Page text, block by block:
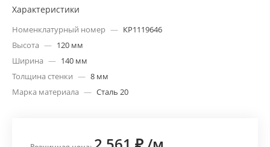
Характеристики
Номенклатурный номер — КР1119646
Высота — 120 мм
Ширина — 140 мм
Толщина стенки — 8 мм
Марка материала — Сталь 20